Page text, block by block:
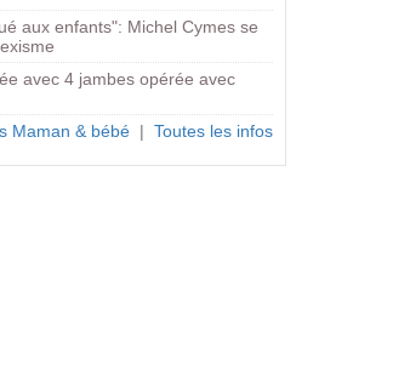
aux enfants": Michel Cymes se
avec 4 jambes opérée avec
Maman & bébé | Toutes les infos